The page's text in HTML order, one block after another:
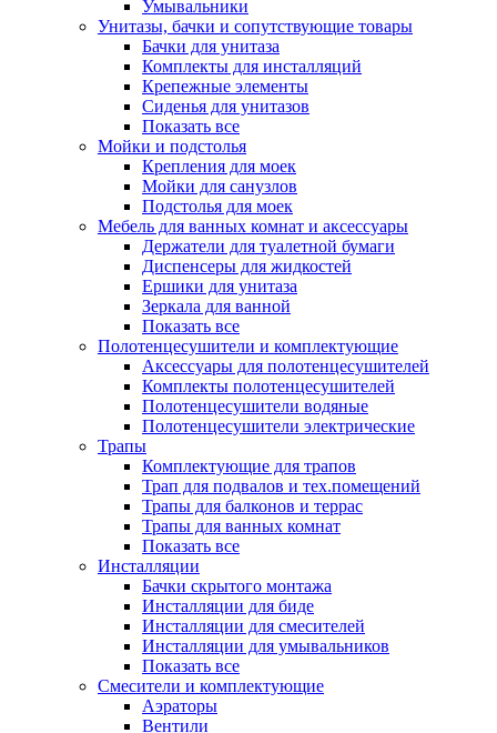
Умывальники
Унитазы, бачки и сопутствующие товары
Бачки для унитаза
Комплекты для инсталляций
Крепежные элементы
Сиденья для унитазов
Показать все
Мойки и подстолья
Крепления для моек
Мойки для санузлов
Подстолья для моек
Мебель для ванных комнат и аксессуары
Держатели для туалетной бумаги
Диспенсеры для жидкостей
Ершики для унитаза
Зеркала для ванной
Показать все
Полотенцесушители и комплектующие
Аксессуары для полотенцесушителей
Комплекты полотенцесушителей
Полотенцесушители водяные
Полотенцесушители электрические
Трапы
Комплектующие для трапов
Трап для подвалов и тех.помещений
Трапы для балконов и террас
Трапы для ванных комнат
Показать все
Инсталляции
Бачки скрытого монтажа
Инсталляции для биде
Инсталляции для смесителей
Инсталляции для умывальников
Показать все
Смесители и комплектующие
Аэраторы
Вентили